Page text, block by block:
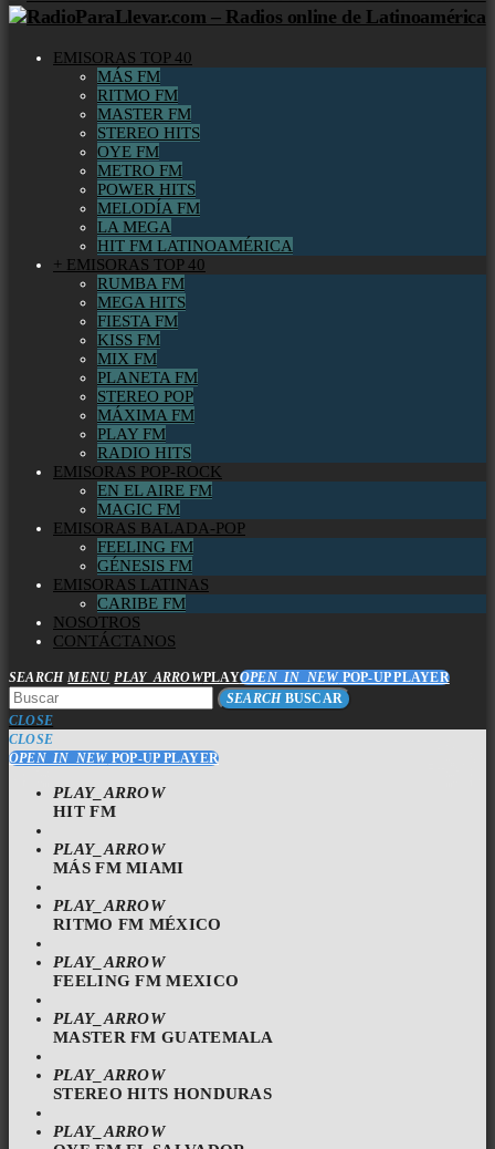
EMISORAS TOP 40
MÁS FM
RITMO FM
MASTER FM
STEREO HITS
OYE FM
METRO FM
POWER HITS
MELODÍA FM
LA MEGA
HIT FM LATINOAMÉRICA
+ EMISORAS TOP 40
RUMBA FM
MEGA HITS
FIESTA FM
KISS FM
MIX FM
PLANETA FM
STEREO POP
MÁXIMA FM
PLAY FM
RADIO HITS
EMISORAS POP-ROCK
EN EL AIRE FM
MAGIC FM
EMISORAS BALADA-POP
FEELING FM
GÉNESIS FM
EMISORAS LATINAS
CARIBE FM
NOSOTROS
CONTÁCTANOS
SEARCH MENU PLAY_ARROWPLAYOPEN_IN_NEWPOP-UP PLAYER
SEARCHBUSCAR
CLOSE
CLOSE
OPEN_IN_NEWPOP-UP PLAYER
PLAY_ARROW
HIT FM
PLAY_ARROW
MÁS FM MIAMI
PLAY_ARROW
RITMO FM MÉXICO
PLAY_ARROW
FEELING FM MEXICO
PLAY_ARROW
MASTER FM GUATEMALA
PLAY_ARROW
STEREO HITS HONDURAS
PLAY_ARROW